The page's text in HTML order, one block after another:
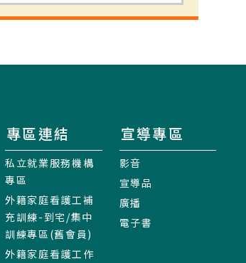
專區連結
私立就業服務機構
專區
外籍家庭看護工補
充訓練-到宅/集中
訓練專區(舊會員)
外籍家庭看護工作
宣導專區
影音
宣導品
廣播
電子書